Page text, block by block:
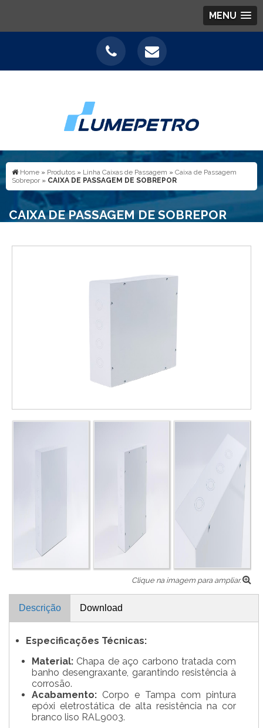
MENU
Home » Produtos » Linha Caixas de Passagem » Caixa de Passagem
Sobrepor » CAIXA DE PASSAGEM DE SOBREPOR
CAIXA DE PASSAGEM DE SOBREPOR
Clique na imagem para ampliar.
Descrição Download
Especificações Técnicas:
Material: Chapa de aço carbono tratada com
banho desengraxante, garantindo resistência à
corrosão.
Acabamento: Corpo e Tampa com pintura
epóxi eletrostática de alta resistência na cor
branco liso RAL9003.